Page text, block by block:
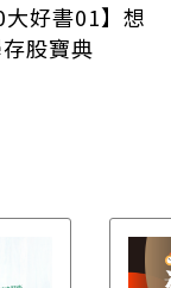
大好書01】想
股寶典